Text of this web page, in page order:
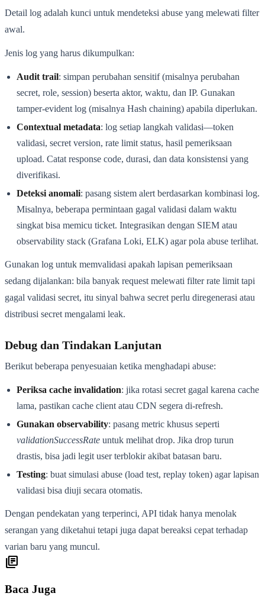
Detail log adalah kunci untuk mendeteksi abuse yang melewati filter
awal.
Jenis log yang harus dikumpulkan:
Audit trail: simpan perubahan sensitif (misalnya perubahan
secret, role, session) beserta aktor, waktu, dan IP. Gunakan
tamper-evident log (misalnya Hash chaining) apabila diperlukan.
Contextual metadata: log setiap langkah validasi—token
validasi, secret version, rate limit status, hasil pemeriksaan
upload. Catat response code, durasi, dan data konsistensi yang
diverifikasi.
Deteksi anomali: pasang sistem alert berdasarkan kombinasi log.
Misalnya, beberapa permintaan gagal validasi dalam waktu
singkat bisa memicu ticket. Integrasikan dengan SIEM atau
observability stack (Grafana Loki, ELK) agar pola abuse terlihat.
Gunakan log untuk memvalidasi apakah lapisan pemeriksaan
sedang dijalankan: bila banyak request melewati filter rate limit tapi
gagal validasi secret, itu sinyal bahwa secret perlu diregenerasi atau
distribusi secret mengalami leak.
Debug dan Tindakan Lanjutan
Berikut beberapa penyesuaian ketika menghadapi abuse:
Periksa cache invalidation: jika rotasi secret gagal karena cache
lama, pastikan cache client atau CDN segera di-refresh.
Gunakan observability: pasang metric khusus seperti
validationSuccessRate untuk melihat drop. Jika drop turun
drastis, bisa jadi legit user terblokir akibat batasan baru.
Testing: buat simulasi abuse (load test, replay token) agar lapisan
validasi bisa diuji secara otomatis.
Dengan pendekatan yang terperinci, API tidak hanya menolak
serangan yang diketahui tetapi juga dapat bereaksi cepat terhadap
varian baru yang muncul.
library_books
Baca Juga